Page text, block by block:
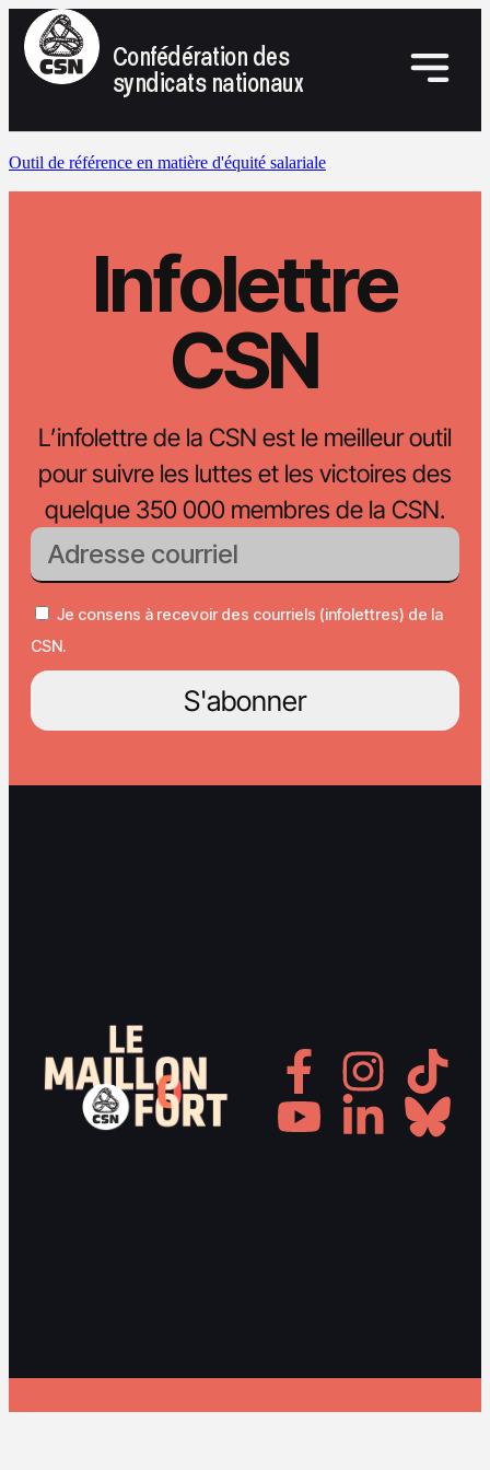
Confédération des
syndicats nationaux
Outil de référence en matière d'équité salariale
Infolettre
CSN
L’infolettre de la CSN est le meilleur outil
pour suivre les luttes et les victoires des
quelque 350 000 membres de la CSN.
Je consens à recevoir des courriels (infolettres) de la
CSN.
S'abonner